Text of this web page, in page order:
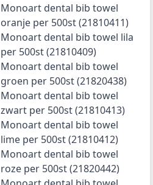
Monoart dental bib towel
oranje per 500st (21810411)
Monoart dental bib towel lila
per 500st (21810409)
Monoart dental bib towel
groen per 500st (21820438)
Monoart dental bib towel
zwart per 500st (21810413)
Monoart dental bib towel
lime per 500st (21810412)
Monoart dental bib towel
roze per 500st (21820442)